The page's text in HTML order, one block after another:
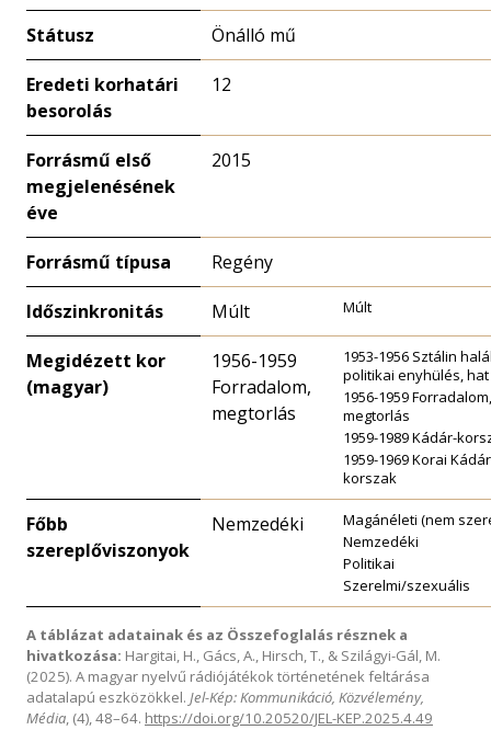
Státusz Önálló mű
Eredeti korhatári
besorolás
12
Forrásmű első
megjelenésének
éve
2015
Forrásmű típusa Regény
Időszinkronitás Múlt Múlt
Megidézett kor
(magyar)
1956-1959
Forradalom,
megtorlás
1953-1956 Sztálin
politikai enyhülés, hat
1956-1959 Forradalom,
megtorlás
1959-1989 Kádár-
1959-1969 Korai
korszak
Főbb
szereplőviszonyok
Nemzedéki
Magánéleti (nem
Nemzedéki
Politikai
Szerelmi/szexuális
A táblázat adatainak és az Összefoglalás résznek a
hivatkozása: Hargitai, H., Gács, A., Hirsch, T., & Szilágyi-Gál, M.
(2025). A magyar nyelvű rádiójátékok történetének feltárása
adatalapú eszközökkel. Jel-Kép: Kommunikáció, Közvélemény,
Média, (4), 48–64. https://doi.org/10.20520/JEL-KEP.2025.4.49